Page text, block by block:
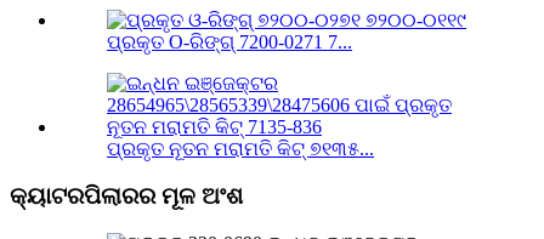
ପ୍ରକୃତ O-ରିଙ୍ଗ୍ 7200-0271 7...
ପ୍ରକୃତ ନୂତନ ମରାମତି କିଟ୍ ୭୧୩୫...
କ୍ୟାଟରପିଲାରର ମୂଳ ଅଂଶ